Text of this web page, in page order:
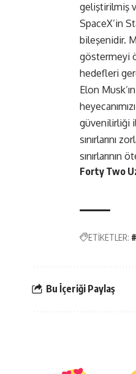
geliştirilmiş
SpaceX’in
bileşenidir.
göstermeyi
hedefleri
Elon
güvenilirliği
sınırlarını
sınırlarının
Forty Two
ETİKETLER:
Bu İçeriği Paylaş